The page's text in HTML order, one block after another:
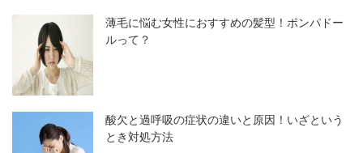
薄毛に悩む女性におすすめの髪型！ポンパドー
ルって？
酸欠と過呼吸の症状の違いと原因！いざという
とき対処方法